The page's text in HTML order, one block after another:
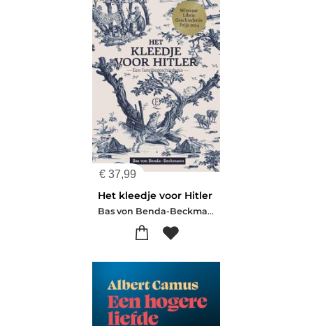
€ 37,99
Het kleedje voor Hitler
Bas von Benda-Beckmann